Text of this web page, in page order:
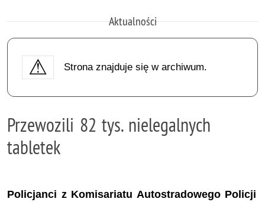
Aktualności
Strona znajduje się w archiwum.
Przewozili 82 tys. nielegalnych
tabletek
Policjanci z Komisariatu Autostradowego Policji